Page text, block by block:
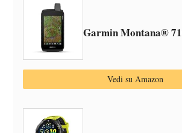
Garmin Montana®
Vedi su Amazon